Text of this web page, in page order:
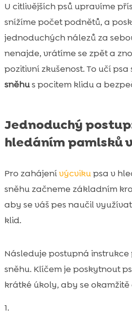
U citlivějších psů upravíme
snížíme počet podnětů, a
jednoduchých nálezů za
nenajde, vrátíme se zpět a
pozitivní zkušenost. To učí
sněhus pocitem klidu a
Jednoduchý
hledáním pamlsků
Pro zahájenívýcvikupsa v
sněhu začneme základním
aby se váš pes naučil
klid.
Následuje postupná
sněhu. Klíčem je poskytnout
krátké úkoly, aby se